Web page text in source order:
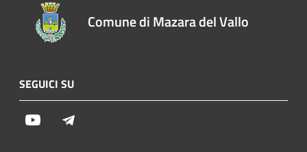
Comune di Mazara del Vallo
SEGUICI SU
Youtube